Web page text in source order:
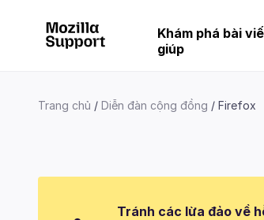
Khám phá bài
giúp
Trang chủ Diễn đàn cộng đồng Firefox
Tránh các lừa đảo về